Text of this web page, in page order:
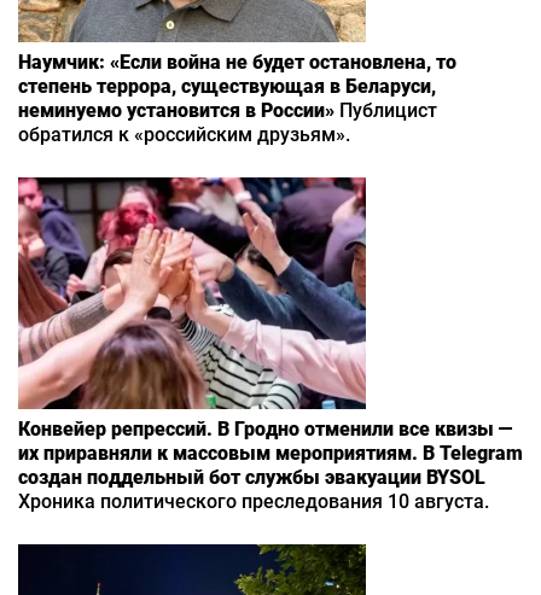
Наумчик: «Если война не будет остановлена, то
степень террора, существующая в Беларуси,
неминуемо установится в России» Публицист
обратился к «российским друзьям».
Конвейер репрессий. В Гродно отменили все квизы —
их приравняли к массовым мероприятиям. В Telegram
создан поддельный бот службы эвакуации BYSOL
Хроника политического преследования 10 августа.